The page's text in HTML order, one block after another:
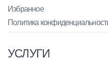
Избранное
Политика
УСЛУГИ